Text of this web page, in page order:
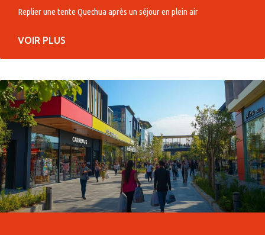
Replier une tente Quechua après un séjour en plein air
VOIR PLUS